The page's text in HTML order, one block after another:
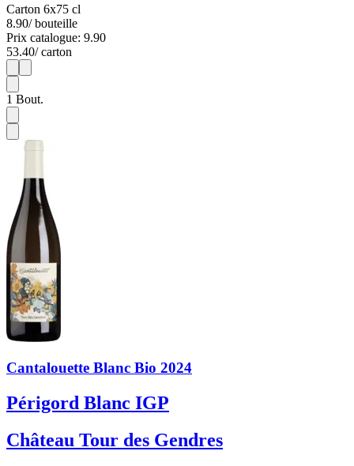
Carton 6x75 cl
8.90/ bouteille
Prix catalogue: 9.90
53.40/ carton
1
1 Bout.
Cantalouette Blanc Bio 2024
Périgord Blanc IGP
Château Tour des Gendres